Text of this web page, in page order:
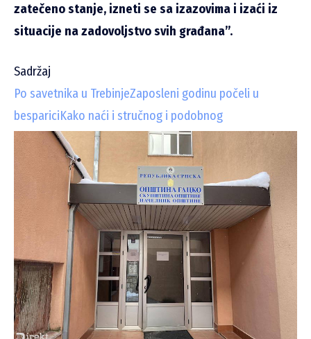
zatečeno stanje, izneti se sa izazovima i izaći iz
situacije na zadovoljstvo svih građana”.
Sadržaj
Po savetnika u TrebinjeZaposleni godinu počeli u
bespariciKako naći i stručnog i podobnog